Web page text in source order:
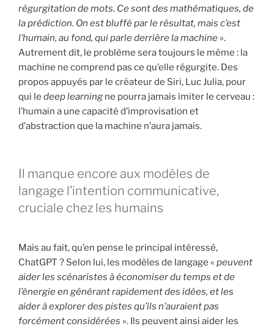
régurgitation de mots. Ce sont des mathématiques, de
la prédiction. On est bluffé par le résultat, mais c’est
l’humain, au fond, qui parle derrière la machine ».
Autrement dit, le problème sera toujours le même : la
machine ne comprend pas ce qu’elle régurgite. Des
propos appuyés par le créateur de Siri, Luc Julia, pour
qui le deeplearning ne pourra jamais imiter le cerveau :
l’humain a une capacité d’improvisation et
d’abstraction que la machine n’aura jamais.
Il manque encore aux modèles de
langage l’intention communicative,
cruciale chez les humains
Mais au fait, qu’en pense le principal intéressé,
ChatGPT ? Selon lui, les modèles de langage « peuvent
aider les scénaristes à économiser du temps et de
l’énergie en générant rapidement des idées, et les
aider à explorer des pistes qu’ils n’auraient pas
forcément considérées ». Ils peuvent ainsi aider les